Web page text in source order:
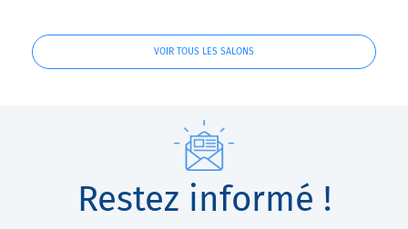
financement
VOIR TOUS LES SALONS
Restez informé !